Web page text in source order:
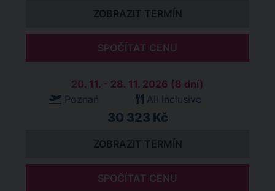
ZOBRAZIT TERMÍN
SPOČÍTAT CENU
20. 11. - 28. 11. 2026 (8 dní)
Poznań
All Inclusive
30 323 Kč
ZOBRAZIT TERMÍN
SPOČÍTAT CENU